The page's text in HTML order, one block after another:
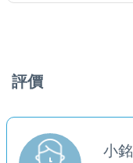
評價
小銘